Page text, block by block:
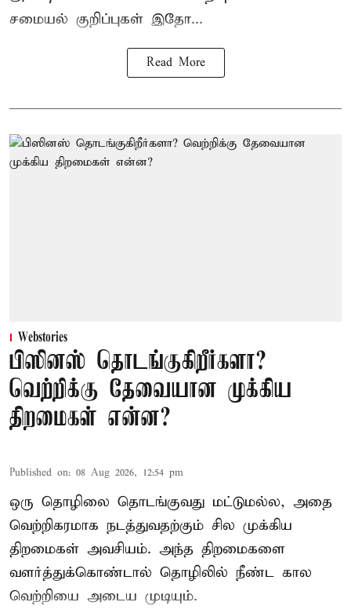
சமையல் குறிப்புகள் இதோ...
Read More
Webstories
பிஸினஸ் தொடங்குகிறீர்களா?
வெற்றிக்கு தேவையான முக்கிய
திறமைகள் என்ன?
Published on: 08 Aug 2026, 12:54 pm
ஒரு தொழிலை தொடங்குவது மட்டுமல்ல, அதை
வெற்றிகரமாக நடத்துவதற்கும் சில முக்கிய
திறமைகள் அவசியம். அந்த திறமைகளை
வளர்த்துக்கொண்டால் தொழிலில் நீண்ட கால
வெற்றியை அடைய முடியும்.